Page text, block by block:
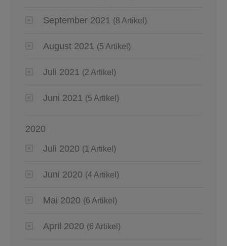
September 2021 (8 Artikel)
August 2021 (5 Artikel)
Juli 2021 (2 Artikel)
Juni 2021 (5 Artikel)
2020
Juli 2020 (1 Artikel)
Juni 2020 (4 Artikel)
Mai 2020 (6 Artikel)
April 2020 (6 Artikel)